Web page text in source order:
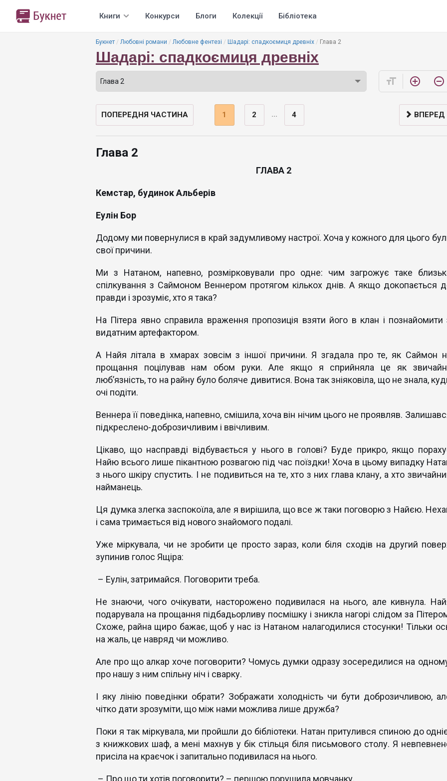
Книги Конкурси Блоги Колекції Бібліотека
Букнет Любовні романи Любовне фентезі Шадарі: спадкоємиця древніх Глава 2
Шадарі: спадкоємиця древніх
format_size add_circle_outline remove_circle_outline
ПОПЕРЕДНЯ ЧАСТИНА 1 2 ... 4 ВПЕРЕД
Глава 2
ГЛАВА 2
Кемстар, будинок Альберів
Еулін Бор
Додому ми повернулися в край задумливому настрої. Хоча у кожного для цього
свої причини.
Ми з Натаном, напевно, розмірковували про одне: чим загрожує таке
спілкування з Саймоном Веннером протягом кількох днів. А якщо докопається
правди і зрозуміє, хто я така?
На Пітера явно справила враження пропозиція взяти його в клан і познайомити
видатним артефактором.
А Найя літала в хмарах зовсім з іншої причини. Я згадала про те, як Саймон
прощання поцілував нам обом руки. Але якщо я сприйняла це як
люб’язність, то на райну було боляче дивитися. Вона так зніяковіла, що не знала,
очі подіти.
Веннера її поведінка, напевно, смішила, хоча він нічим цього не проявляв.
підкреслено-доброзичливим і ввічливим.
Цікаво, що насправді відбувається у нього в голові? Буде прикро, якщо
Найю всього лише пікантною розвагою під час поїздки! Хоча в цьому випадку
з нього шкіру спустить. І не подивиться на те, хто з них глава клану, а хто
найманець.
Ця думка злегка заспокоїла, але я вирішила, що все ж таки поговорю з Найєю.
і сама тримається від нового знайомого подалі.
Уже міркувала, чи не зробити це просто зараз, коли біля сходів на другий
зупинив голос Ящіра:
– Еулін, затримайся. Поговорити треба.
Не знаючи, чого очікувати, насторожено подивилася на нього, але кивнула.
подарувала на прощання підбадьорливу посмішку і зникла нагорі слідом за
Схоже, райна щиро бажає, щоб у нас із Натаном налагодилися стосунки! Тільки
на жаль, це навряд чи можливо.
Але про що алкар хоче поговорити? Чомусь думки одразу зосередилися на
про нашу з ним спільну ніч і сварку.
І яку лінію поведінки обрати? Зображати холодність чи бути доброзичливою,
чітко дати зрозуміти, що між нами можлива лише дружба?
Поки я так міркувала, ми пройшли до бібліотеки. Натан притулився спиною до
з книжкових шаф, а мені махнув у бік стільця біля письмового столу. Я
присіла на краєчок і запитально подивилася на нього.
– Про що ти хотів поговорити? – першою порушила мовчанку.